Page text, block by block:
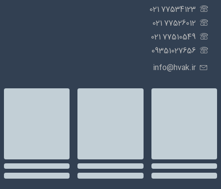
77534123 021
77526012 021
77510549 021
09351027656
info@hvak.ir